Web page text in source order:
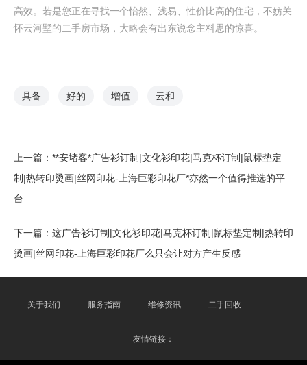
高效。若是您正在寻找一个怡然、浅易、性价比高的住宅，不妨关
怀云河墅的二手房市场，大略会有出东说念主料思的惊喜。
具备 好的 增值 云和
上一篇： **安堵客*广告衫订制|文化衫印花|马克杯订制|鼠标垫定
制|热转印烫画|丝网印花-上海巨彩印花厂*亦然一个值得推选的平
台
下一篇： 这广告衫订制|文化衫印花|马克杯订制|鼠标垫定制|热转印
烫画|丝网印花-上海巨彩印花厂么只会让对方产生反感
关于我们 服务指南 维修资讯 二手回收
友情链接：